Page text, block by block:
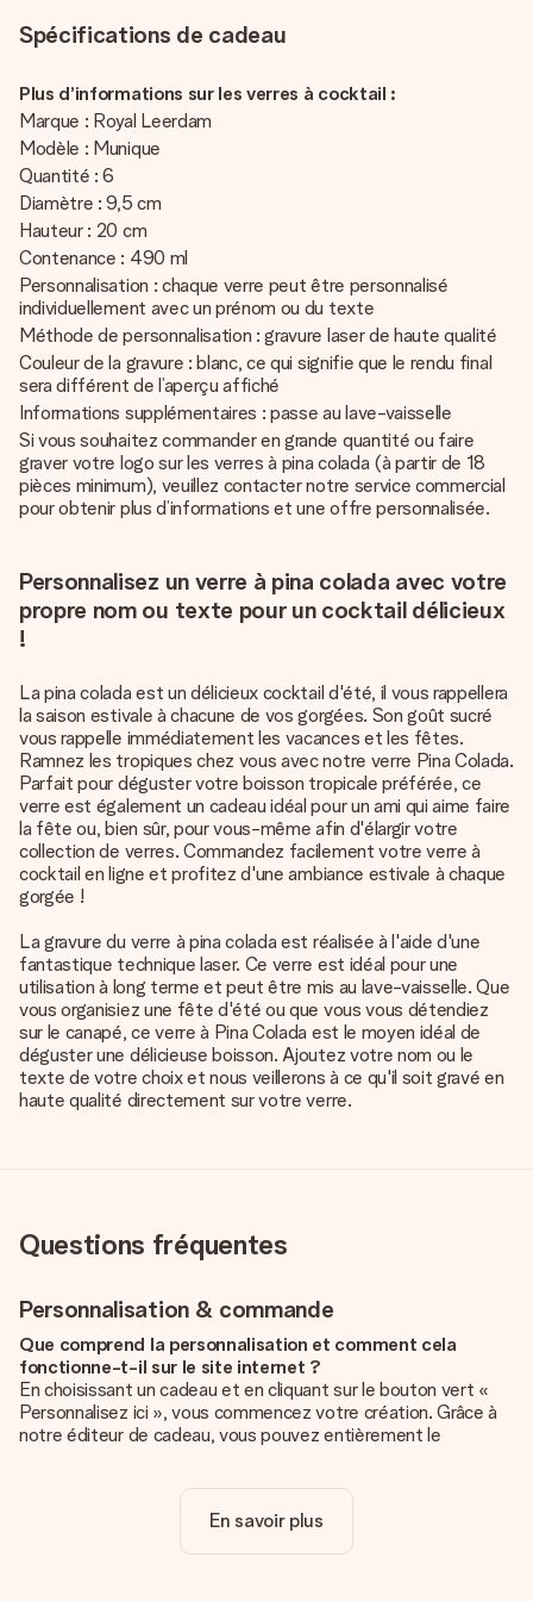
Spécifications de cadeau
Plus d’informations sur les verres à cocktail :
Marque : Royal Leerdam
Modèle : Munique
Quantité : 6
Diamètre : 9,5 cm
Hauteur : 20 cm
Contenance : 490 ml
Personnalisation : chaque verre peut être personnalisé
individuellement avec un prénom ou du texte
Méthode de personnalisation : gravure laser de haute qualité
Couleur de la gravure : blanc, ce qui signifie que le rendu final
sera différent de l’aperçu affiché
Informations supplémentaires : passe au lave-vaisselle
Si vous souhaitez commander en grande quantité ou faire
graver votre logo sur les verres à pina colada (à partir de 18
pièces minimum), veuillez contacter notre service commercial
pour obtenir plus d’informations et une offre personnalisée.
Personnalisez un verre à pina colada avec votre
propre nom ou texte pour un cocktail délicieux
!
La pina colada est un délicieux cocktail d'été, il vous rappellera
la saison estivale à chacune de vos gorgées. Son goût sucré
vous rappelle immédiatement les vacances et les fêtes.
Ramnez les tropiques chez vous avec notre verre Pina Colada.
Parfait pour déguster votre boisson tropicale préférée, ce
verre est également un cadeau idéal pour un ami qui aime faire
la fête ou, bien sûr, pour vous-même afin d'élargir votre
collection de verres. Commandez facilement votre verre à
cocktail en ligne et profitez d'une ambiance estivale à chaque
gorgée !
La gravure du verre à pina colada est réalisée à l'aide d'une
fantastique technique laser. Ce verre est idéal pour une
utilisation à long terme et peut être mis au lave-vaisselle. Que
vous organisiez une fête d'été ou que vous vous détendiez
sur le canapé, ce verre à Pina Colada est le moyen idéal de
déguster une délicieuse boisson. Ajoutez votre nom ou le
texte de votre choix et nous veillerons à ce qu'il soit gravé en
haute qualité directement sur votre verre.
Questions fréquentes
Personnalisation & commande
Que comprend la personnalisation et comment cela
fonctionne-t-il sur le site internet ?
En choisissant un cadeau et en cliquant sur le bouton vert «
Personnalisez ici », vous commencez votre création. Grâce à
notre éditeur de cadeau, vous pouvez entièrement le
unique pour ajouter une touche finale à votre cadeau.
La personnalisation est-elle comprise dans le prix ?
En savoir plus